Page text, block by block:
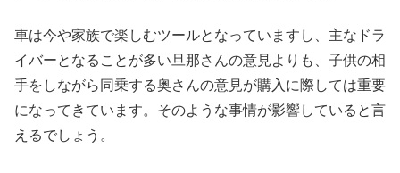
車は今や家族で楽しむツールとなっていますし、主なドラ
イバーとなることが多い旦那さんの意見よりも、子供の相
手をしながら同乗する奥さんの意見が購入に際しては重要
になってきています。そのような事情が影響していると言
えるでしょう。